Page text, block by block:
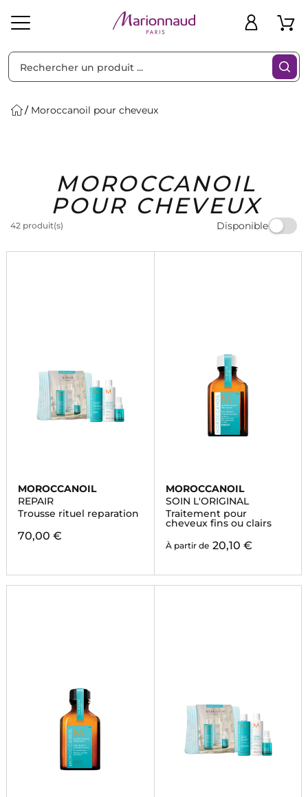
Solaire Homme Marques Idées
Cadeaux
Bons
Plans
Moroccanoil pour cheveux
MOROCCANOIL
POUR CHEVEUX
42 produit(s) Disponible
Filtres
MOROCCANOIL
REPAIR
Trousse rituel reparation
70,00 €
MOROCCANOIL
SOIN L'ORIGINAL
Traitement pour
cheveux fins ou clairs
À partir de 20,10 €